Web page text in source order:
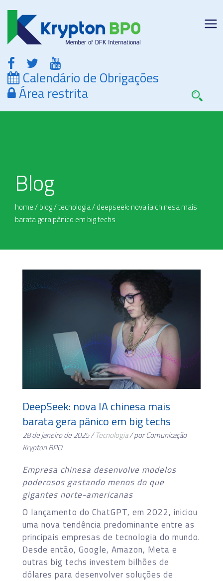
Calendário de Obrigações
Área restrita
Blog
home/blog/tecnologia/deepseek: nova ia chinesa mais
barata gera pânico em big techs
DeepSeek: nova IA chinesa mais
barata gera pânico em big techs
28 de janeiro de 2025 /Tecnologia/ por Comunicação
Krypton BPO
Empresa chinesa desenvolve modelos
poderosos gastando menos do que
gigantes norte-americanas
O lançamento do ChatGPT, em 2022, iniciou
uma nova tendência predominante entre as
principais empresas de tecnologia do mundo.
Desde então, Google, Amazon, Meta e
outras big techs investem bilhões de
dólares para desenvolver soluções de